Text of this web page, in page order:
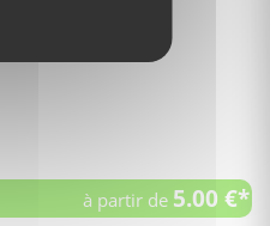
à partir de 5.00 €*